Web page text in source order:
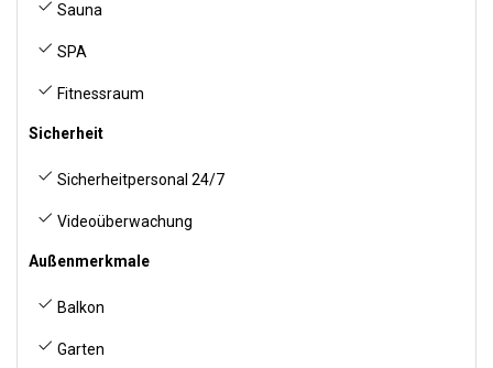
Sauna
SPA
Fitnessraum
Sicherheit
Sicherheitpersonal 24/7
Videoüberwachung
Außenmerkmale
Balkon
Garten